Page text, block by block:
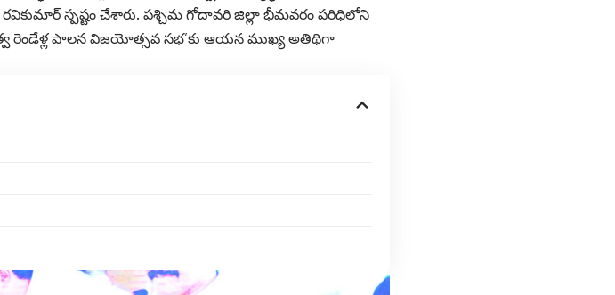
స్ప‌ష్టం చేశారు. ప‌శ్చిమ గోదావ‌రి జిల్లా భీమ‌వరం పరిధిలోని
రెండేళ్ల పాలన విజయోత్స‌వ స‌భ’కు ఆయన ముఖ్య అతిథిగా